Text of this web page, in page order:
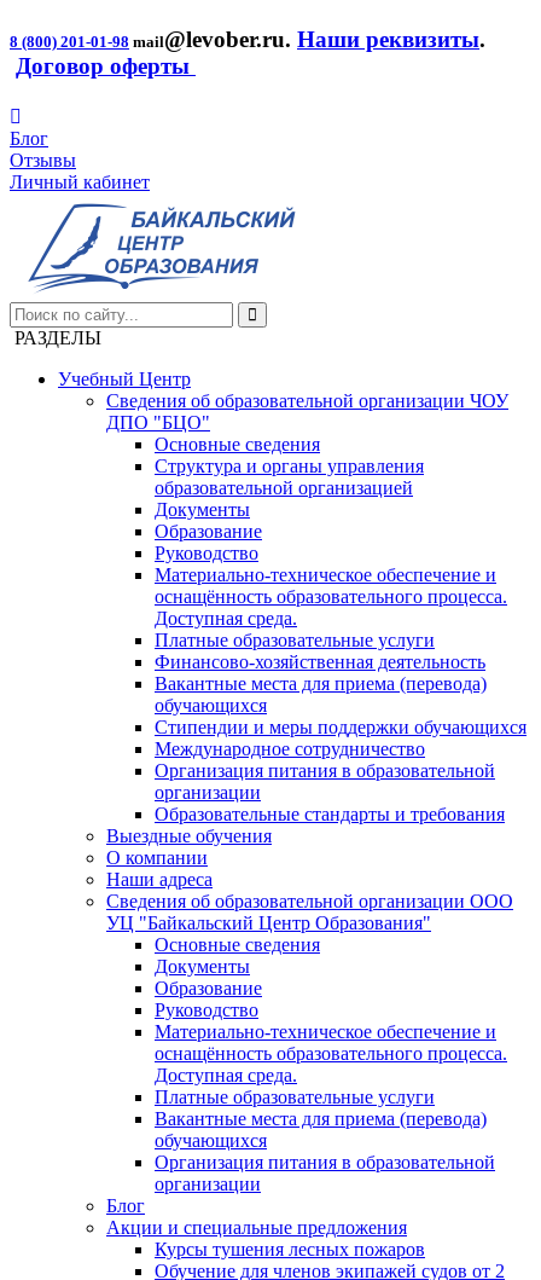
8 (800) 201-01-98 mail@levober.ru. Наши реквизиты.
Договор оферты
Блог
Отзывы
Личный кабинет
РАЗДЕЛЫ
Учебный Центр
Сведения об образовательной организации ЧОУ
ДПО "БЦО"
Основные сведения
Структура и органы управления
образовательной организацией
Документы
Образование
Руководство
Материально-техническое обеспечение и
оснащённость образовательного процесса.
Доступная среда.
Платные образовательные услуги
Финансово-хозяйственная деятельность
Вакантные места для приема (перевода)
обучающихся
Стипендии и меры поддержки обучающихся
Международное сотрудничество
Организация питания в образовательной
организации
Образовательные стандарты и требования
Выездные обучения
О компании
Наши адреса
Сведения об образовательной организации ООО
УЦ "Байкальский Центр Образования"
Основные сведения
Документы
Образование
Руководство
Материально-техническое обеспечение и
оснащённость образовательного процесса.
Доступная среда.
Платные образовательные услуги
Вакантные места для приема (перевода)
обучающихся
Организация питания в образовательной
организации
Блог
Акции и специальные предложения
Курсы тушения лесных пожаров
Обучение для членов экипажей судов от 2